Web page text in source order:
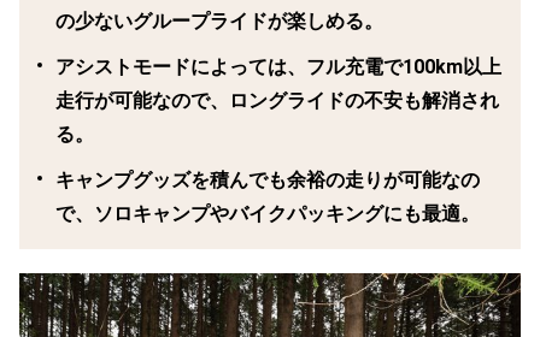
の少ないグループライドが楽しめる。
アシストモードによっては、フル充電で100km以上
走行が可能なので、ロングライドの不安も解消され
る。
キャンプグッズを積んでも余裕の走りが可能なの
で、ソロキャンプやバイクパッキングにも最適。